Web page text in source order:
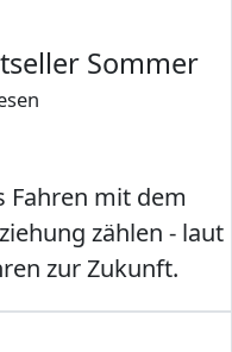
Sommer
Fahren mit dem
zählen - laut
zur Zukunft.